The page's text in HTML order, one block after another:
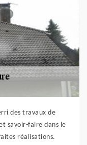
des travaux de
savoir-faire dans le
réalisations.